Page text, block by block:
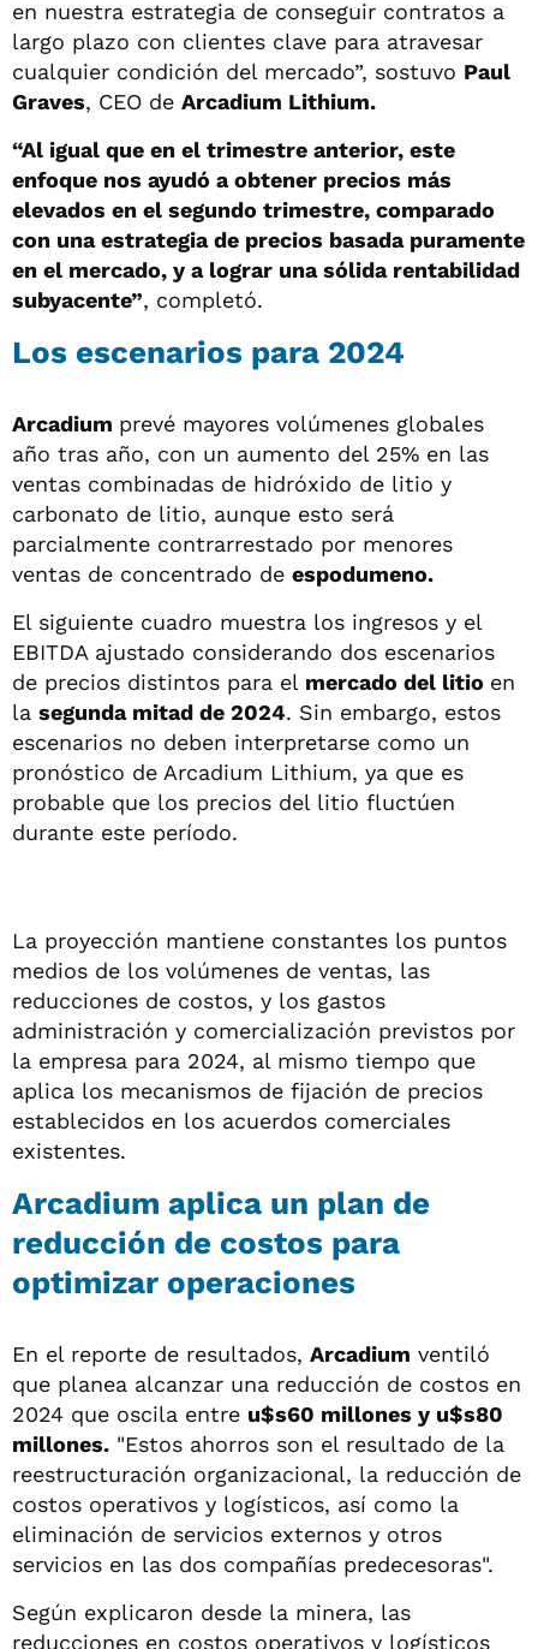
en nuestra estrategia de conseguir contratos a
largo plazo con clientes clave para atravesar
cualquier condición del mercado”, sostuvo Paul
Graves, CEO de Arcadium Lithium.
“Al igual que en el trimestre anterior, este
enfoque nos ayudó a obtener precios más
elevados en el segundo trimestre, comparado
con una estrategia de precios basada puramente
en el mercado, y a lograr una sólida rentabilidad
subyacente”, completó.
Los escenarios para 2024
Arcadium prevé mayores volúmenes globales
año tras año, con un aumento del 25% en las
ventas combinadas de hidróxido de litio y
carbonato de litio, aunque esto será
parcialmente contrarrestado por menores
ventas de concentrado de espodumeno.
El siguiente cuadro muestra los ingresos y el
EBITDA ajustado considerando dos escenarios
de precios distintos para el mercado del litio en
la segunda mitad de 2024. Sin embargo, estos
escenarios no deben interpretarse como un
pronóstico de Arcadium Lithium, ya que es
probable que los precios del litio fluctúen
durante este período.
La proyección mantiene constantes los puntos
medios de los volúmenes de ventas, las
reducciones de costos, y los gastos
administración y comercialización previstos por
la empresa para 2024, al mismo tiempo que
aplica los mecanismos de fijación de precios
establecidos en los acuerdos comerciales
existentes.
Arcadium aplica un plan de
reducción de costos para
optimizar operaciones
En el reporte de resultados, Arcadium ventiló
que planea alcanzar una reducción de costos en
2024 que oscila entre u$s60 millones y u$s80
millones. "Estos ahorros son el resultado de la
reestructuración organizacional, la reducción de
costos operativos y logísticos, así como la
eliminación de servicios externos y otros
servicios en las dos compañías predecesoras".
Según explicaron desde la minera, las
reducciones en costos operativos y logísticos